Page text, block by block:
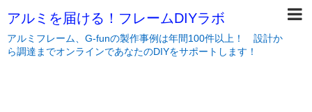
アルミを届ける！フレームDIYラボ
アルミフレーム、G-funの製作事例は年間100件以上！ 設計か
ら調達までオンラインであなたのDIYをサポートします！